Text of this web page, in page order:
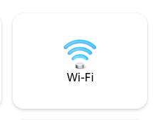
staw,
całkowitym
pobytem latem i zimą 🏡The
& Sweety❤️Spa,
położony na
Wi-Fi